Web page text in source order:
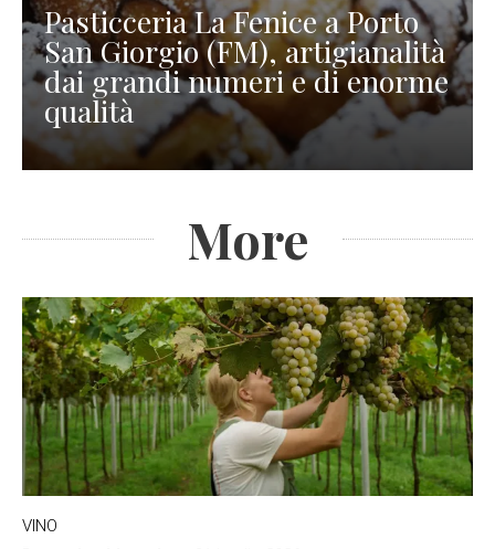
Pasticceria La Fenice a Porto
San Giorgio (FM), artigianalità
dai grandi numeri e di enorme
qualità
More
VINO